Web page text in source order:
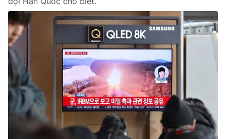
Khán giả
Giải sao mai
Âm nhạc
Sao
Du lịch
Làm đẹp
Chất lượng cuộc sống
Giáo dục
Tuyển sinh
Học trực tuyến
Công nghệ
Hitech Công nghệ tương lai
Sản phẩm
Thị trường
Tư vấn
Giao lưu trực tuyến
Lịch phát sóng